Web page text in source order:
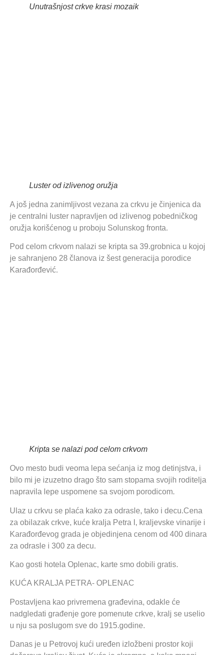
Unutrašnjost crkve krasi mozaik
Luster od izlivenog oružja
A još jedna zanimljivost vezana za crkvu je činjenica da
je centralni luster napravljen od izlivenog pobedničkog
oružja korišćenog u proboju Solunskog fronta.
Pod celom crkvom nalazi se kripta sa 39.grobnica u kojoj
je sahranjeno 28 članova iz šest generacija porodice
Karađorđević.
Kripta se nalazi pod celom crkvom
Ovo mesto budi veoma lepa sećanja iz mog detinjstva, i
bilo mi je izuzetno drago što sam stopama svojih roditelja
napravila lepe uspomene sa svojom porodicom.
Ulaz u crkvu se plaća kako za odrasle, tako i decu.Cena
za obilazak crkve, kuće kralja Petra I, kraljevske vinarije i
Karađorđevog grada je objedinjena cenom od 400 dinara
za odrasle i 300 za decu.
Kao gosti hotela Oplenac, karte smo dobili gratis.
KUĆA KRALJA PETRA- OPLENAC
Postavljena kao privremena građevina, odakle će
nadgledati građenje gore pomenute crkve, kralj se uselio
u nju sa poslugom sve do 1915.godine.
Danas je u Petrovoj kući uređen izložbeni prostor koji